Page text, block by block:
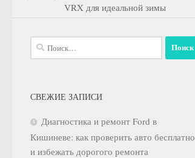
VRX для идеальной зимы
Найти:
СВЕЖИЕ ЗАПИСИ
Диагностика и ремонт Ford в
Кишиневе: как проверить авто бесплатно
и избежать дорогого ремонта